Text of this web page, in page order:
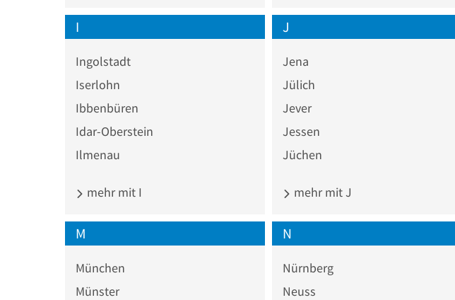
I
Ingolstadt
Iserlohn
Ibbenbüren
Idar-Oberstein
Ilmenau
mehr mit I
J
Jena
Jülich
Jever
Jessen
Jüchen
mehr mit J
M
München
Münster
N
Nürnberg
Neuss